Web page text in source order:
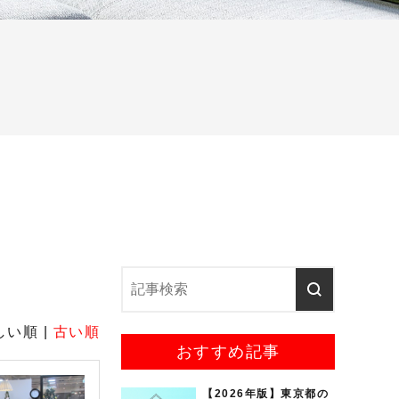
い順 | 古い順
おすすめ記事
【2026年版】東京都の